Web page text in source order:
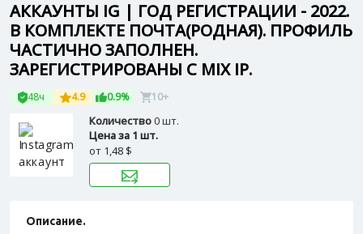
АККАУНТЫ IG | ГОД РЕГИСТРАЦИИ - 2022.
В КОМПЛЕКТЕ ПОЧТА(РОДНАЯ). ПРОФИЛЬ
ЧАСТИЧНО ЗАПОЛНЕН.
ЗАРЕГИСТРИРОВАНЫ С MIX IP.
48ч 4.9 0.9% 10+
Количество0 шт.
Цена за 1 шт.
от 1,48 $
Описание.